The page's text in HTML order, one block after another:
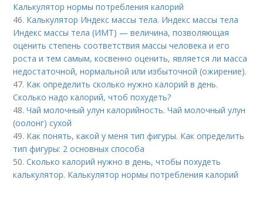
Калькулятор нормы потребления калорий
46. Калькулятор Индекс массы тела. Индекс массы тела
Индекс массы тела (ИМТ) — величина, позволяющая
оценить степень соответствия массы человека и его
роста и тем самым, косвенно оценить, является ли масса
недостаточной, нормальной или избыточной (ожирение).
47. Как определить сколько нужно калорий в день.
Сколько надо калорий, чтоб похудеть?
48.Чай молочный улун калорийность. Чай молочный улун
(оолонг) сухой
49. Как понять, какой у меня тип фигуры. Как определить
тип фигуры: 2 основных способа
50.Сколько калорий нужно в день, чтобы похудеть
калькулятор. Калькулятор нормы потребления калорий